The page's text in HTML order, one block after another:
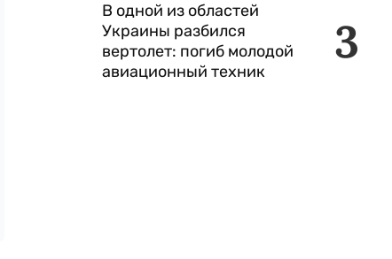
3
В одной из областей
Украины разбился
вертолет: погиб молодой
авиационный техник